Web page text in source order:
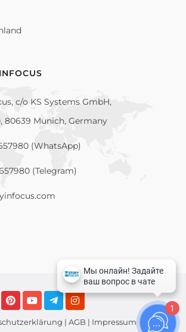
c/o KS Systems GmbH,
80639 Munich, Germany
(WhatsApp)
(Telegram)
| AGB | Impressum
1